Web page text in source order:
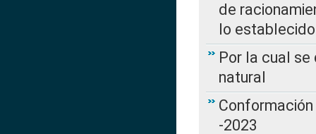
de
lo
Por la cual
natural
-2023